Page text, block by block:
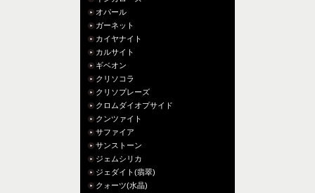
オパール
ガーネット
カイヤナイト
カルサイト
ギベオン
クリソコラ
クリソプレーズ
クロムダイオプサイド
クンツァイト
サファイア
サンストーン
ジェムシリカ
ジェダイト(翡翠)
クォーツ(水晶)